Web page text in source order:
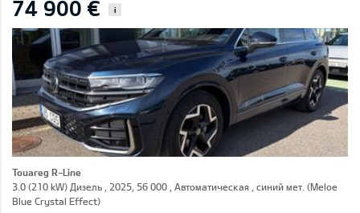
74 900 € i
Touareg R-Line
3.0 (210 kW) Дизель , 2025, 56 000 , Автоматическая , синий мет. (Meloe
Blue Crystal Effect)